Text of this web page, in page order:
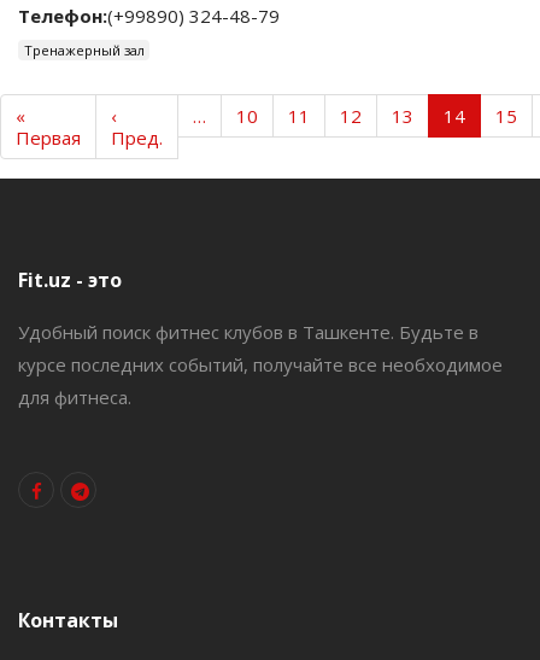
Телефон:(+99890) 324-48-79
Тренажерный зал
«
Первая
‹
Пред.
… 10 11 12 13 14 15
Fit.uz - это
Удобный поиск фитнес клубов в Ташкенте. Будьте в
курсе последних событий, получайте все необходимое
для фитнеса.
Контакты